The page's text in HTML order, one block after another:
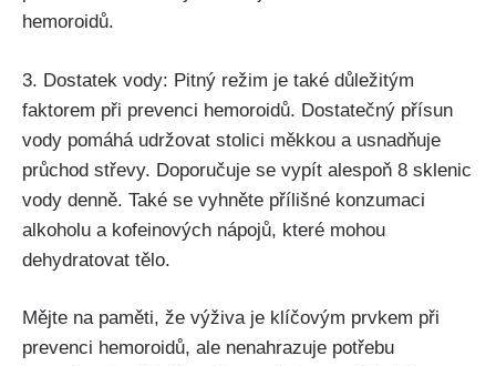
hemoroidů.
3. Dostatek vody: ‌Pitný režim je ⁤také důležitým​
faktorem‍ při prevenci hemoroidů. Dostatečný přísun
vody pomáhá udržovat stolici měkkou a usnadňuje
průchod střevy. Doporučuje se vypít alespoň 8 sklenic
vody denně. Také se vyhněte přílišné konzumaci
alkoholu a kofeinových nápojů, které​ mohou
dehydratovat tělo.
Mějte na paměti, že ⁤výživa je klíčovým prvkem ⁤při⁤
prevenci hemoroidů, ale​ nenahrazuje potřebu